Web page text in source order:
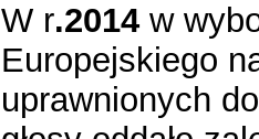
W r.2014 w
Europejskiego
uprawnionych